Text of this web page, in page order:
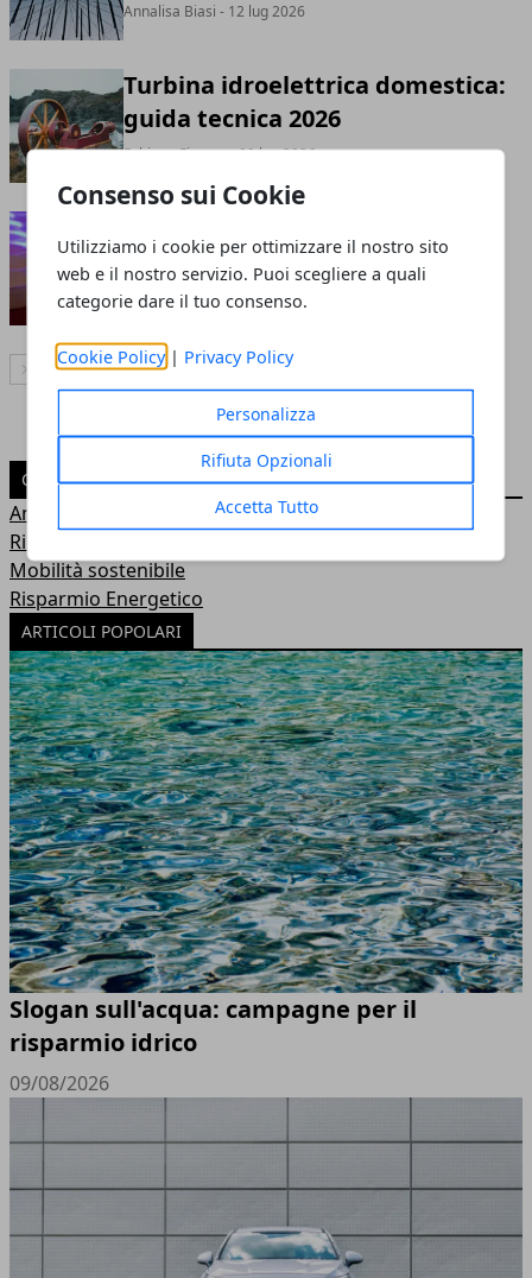
Consenso sui Cookie
Utilizziamo i cookie per ottimizzare il nostro sito
web e il nostro servizio. Puoi scegliere a quali
categorie dare il tuo consenso.
Cookie Policy | Privacy Policy
Personalizza
Rifiuta Opzionali
Accetta Tutto
Annalisa Biasi - 12 lug 2026
Turbina idroelettrica domestica:
guida tecnica 2026
Fabiana Fissore- 09 lug 2026
perché
Andrea Bianchi - 07 lug 2026
Articolo Successivo
CATEGORIE
Ambiente
Rinnovabili
Mobilità sostenibile
Risparmio Energetico
ARTICOLI POPOLARI
Slogan sull'acqua: campagne per il
risparmio idrico
09/08/2026